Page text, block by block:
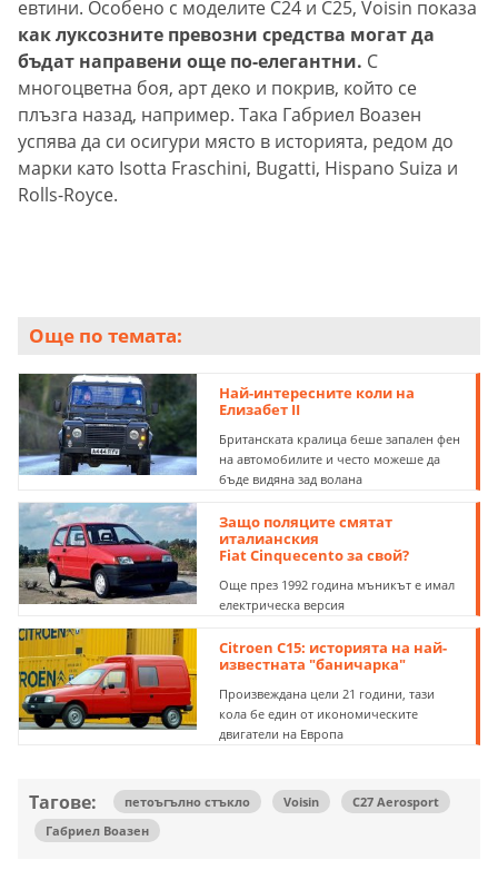
евтини. Особено с моделите C24 и C25, Voisin показа
как луксозните превозни средства могат да
бъдат направени още по-елегантни. С
многоцветна боя, арт деко и покрив, който се
плъзга назад, например. Така Габриел Воазен
успява да си осигури място в историята, редом до
марки като Isotta Fraschini, Bugatti, Hispano Suiza и
Rolls-Royce.
Още по темата:
Най-интересните коли на
Елизабет II
Британската кралица беше запален фен
на автомобилите и често можеше да
бъде видяна зад волана
Защо поляците смятат
италианския
Fiat Cinquecento за свой?
Още през 1992 година мъникът е имал
електрическа версия
Citroen C15: историята на най-
известната "баничарка"
Произвеждана цели 21 години, тази
кола бе един от икономическите
двигатели на Европа
Тагове: петоъгълно стъкло Voisin
C27 Aerosport
Габриел Воазен